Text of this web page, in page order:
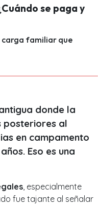
se paga y
carga familiar que
donde la
posteriores al
en campamento
Eso es una
, especialmente
fue tajante al señalar